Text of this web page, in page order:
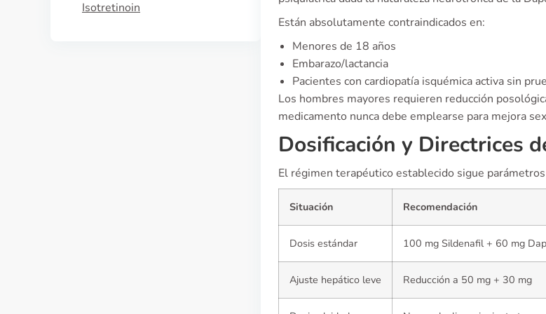
Isotretinoin
Están absolutamente contraindicados en:
Menores de 18 años
Embarazo/lactancia
Pacientes con cardiopatía isquémica activa sin
Los hombres mayores requieren reducción
medicamento nunca debe emplearse para mejora
Dosificación y Directrices
El régimen terapéutico establecido sigue
Situación Recomendación
Dosis estándar 100 mg Sildenafil + 60 mg
Ajuste hepático leve Reducción a 50 mg + 30 mg